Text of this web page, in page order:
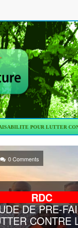
CONTRE L’EROSION
0 Comments
RDC
DE PRE-
CONTRE